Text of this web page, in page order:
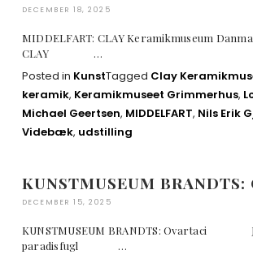
DECEMBER 18, 2025
MIDDELFART: CLAY Keramikmuseum
CLAY …
Posted in KunstTagged Clay
keramik, Keramikmuseet Grimmerhus,
Michael Geertsen, MIDDELFART, Nils Erik
Videbæk, udstilling
KUNSTMUSEUM
DECEMBER 15, 2025
KUNSTMUSEUM BRANDTS: Ovartaci
paradisfugl …